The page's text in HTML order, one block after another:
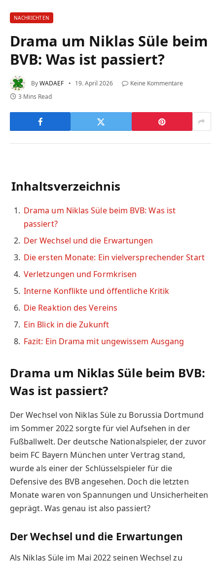
NACHRICHTEN
Drama um Niklas Süle beim
BVB: Was ist passiert?
ByWADAEF 19. April 2026
Keine Kommentare
3 Mins Read
Inhaltsverzeichnis
Drama um Niklas Süle beim BVB: Was ist
passiert?
Der Wechsel und die Erwartungen
Die ersten Monate: Ein vielversprechender Start
Verletzungen und Formkrisen
Interne Konflikte und öffentliche Kritik
Die Reaktion des Vereins
Ein Blick in die Zukunft
Fazit: Ein Drama mit ungewissem Ausgang
Drama um Niklas Süle beim BVB:
Was ist passiert?
Der Wechsel von Niklas Süle zu Borussia Dortmund
im Sommer 2022 sorgte für viel Aufsehen in der
Fußballwelt. Der deutsche Nationalspieler, der zuvor
beim FC Bayern München unter Vertrag stand,
wurde als einer der Schlüsselspieler für die
Defensive des BVB angesehen. Doch die letzten
Monate waren von Spannungen und Unsicherheiten
geprägt. Was genau ist also passiert?
Der Wechsel und die Erwartungen
Als Niklas Süle im Mai 2022 seinen Wechsel zu